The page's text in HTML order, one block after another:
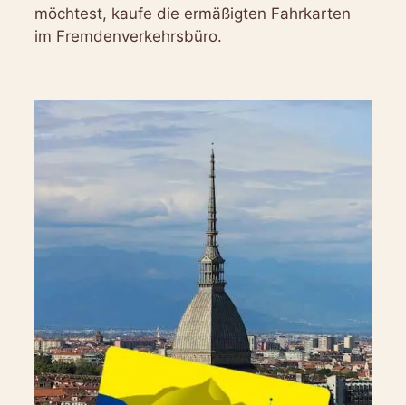
möchtest, kaufe die ermäßigten Fahrkarten
im Fremdenverkehrsbüro.